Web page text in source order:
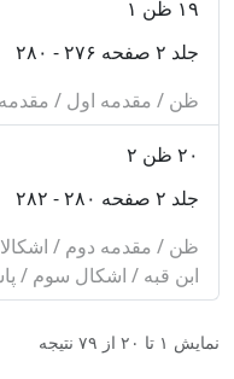
اجماعات منقول و... از
مقصد هفتم، كه در اصول
تخيير و استصحاب
فصل، به مباحثى همچون
۱۹ ظن ۱
جلد ۲ صفحه ۲۷۶ - ۲۸۰
ظن / مقدمه اول /
۲۰ ظن ۲
جلد ۲ صفحه ۲۸۰ - ۲۸۲
ظن / مقدمه دوم /
ابن قبه / اشکال سوم /
نمایش ۱ تا ۲۰ از ۷۹ نتیجه